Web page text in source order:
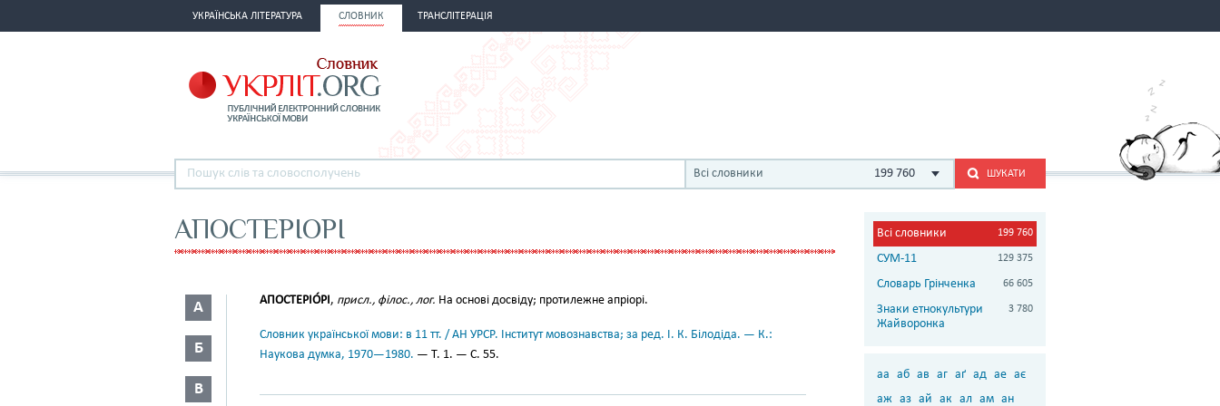
УКРАЇНСЬКА ЛІТЕРАТУРА СЛОВНИК ТРАНСЛІТЕРАЦІЯ
Всі словники 199 760 ШУКАТИ
АПОСТЕРІОРІ
А
Б
В
АПОСТЕРІО́РІ, присл., філос., лог. На основі досвіду; протилежне апріорі.
Словник української мови: в 11 тт. / АН УРСР. Інститут мовознавства; за ред. І. К. Білодіда. — К.:
Наукова думка, 1970—1980. — Т. 1. — С. 55.
Всі словники 199 760
СУМ-11 129 375
Словарь Грінченка 66 605
Знаки етнокультури
Жайворонка
3 780
аа аб ав аг аґ ад ае ає
аж аз ай ак ал ам ан